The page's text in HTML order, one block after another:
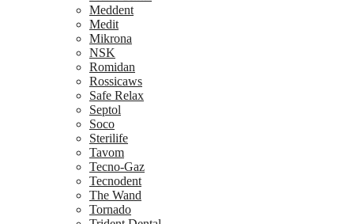
Meddent
Medit
Mikrona
NSK
Romidan
Rossicaws
Safe Relax
Septol
Soco
Sterilife
Tavom
Tecno-Gaz
Tecnodent
The Wand
Tornado